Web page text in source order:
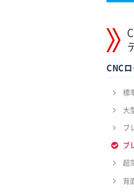
CNC
標
大
ブ
ブ
超
背